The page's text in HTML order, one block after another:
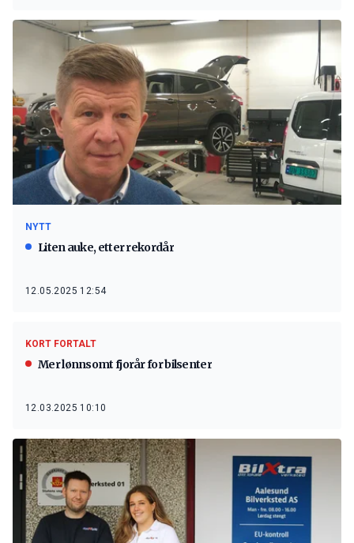
NYTT
Liten auke, etter rekordår
12.05.2025 12:54
KORT FORTALT
Mer lønnsomt fjorår for bilsenter
12.03.2025 10:10